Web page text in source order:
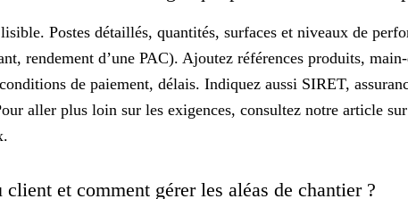
Postes détaillés, quantités, surfaces et niveaux de
rendement d’une PAC). Ajoutez références produits,
de paiement, délais. Indiquez aussi SIRET,
aller plus loin sur les exigences, consultez notre article
.
client et comment gérer les aléas de chantier ?